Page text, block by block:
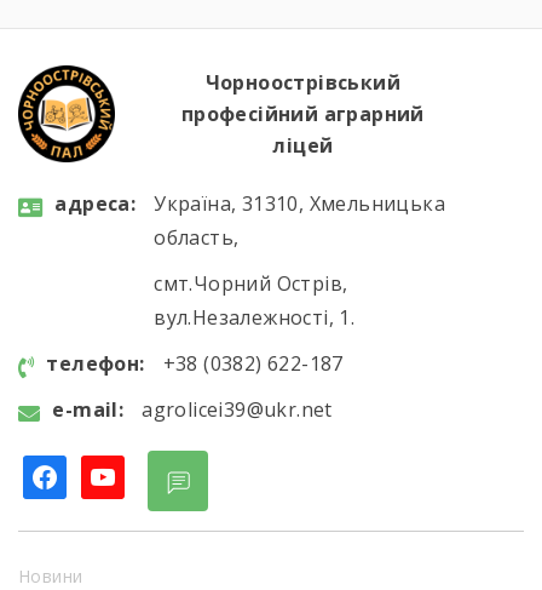
аграрним виробництвом. Під час екскурсії
зерносховище, машинно-тракторний парк,
ферму великої рогатої […]
Чорноострівський
професійний аграрний
ліцей
aдресa:
Україна, 31310, Хмельницька
область,
смт.Чорний Острів,
вул.Незалежності, 1.
телефон:
+38 (0382) 622-187
e-mail:
agrolicei39@ukr.net
facebookyoutube
Новини